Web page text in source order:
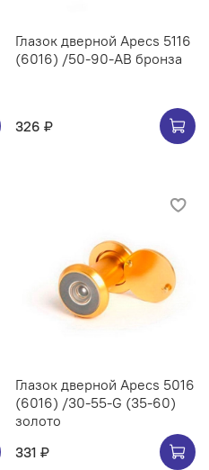
Глазок дверной Apecs 5116
(6016) /50-90-AB бронза
326 ₽
Глазок дверной Apecs 5016
(6016) /30-55-G (35-60)
золото
331 ₽